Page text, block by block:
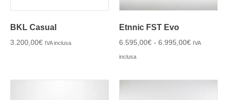
BKL Casual
3.200,00€ IVA inclusa
Etnnic FST Evo
6.595,00€ - 6.995,00€ IVA
inclusa